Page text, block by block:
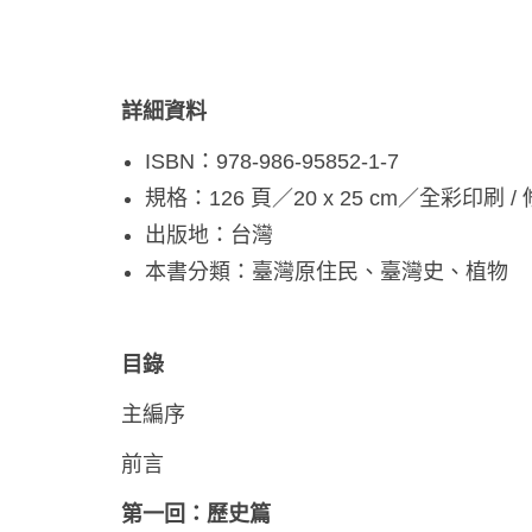
詳細資料
ISBN：978-986-95852-1-7
規格：126 頁／20 x 25 cm／全彩印刷 /
出版地：台灣
本書分類：臺灣原住民、臺灣史、植物
目錄
主編序
前言
第一回：歷史篇